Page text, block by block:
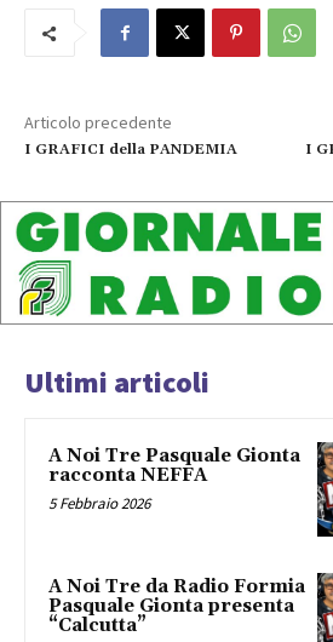
Articolo precedente
I GRAFICI della PANDEMIA I
Ultimi articoli
A Noi Tre Pasquale Gionta
racconta NEFFA
5 Febbraio 2026
A Noi Tre da Radio Formia
Pasquale Gionta presenta
“Calcutta”